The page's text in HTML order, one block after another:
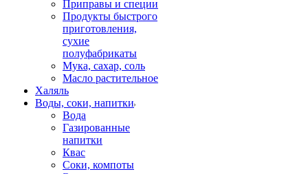
Приправы и специи
Продукты быстрого
приготовления,
сухие
полуфабрикаты
Мука, сахар, соль
Масло растительное
Халяль
Воды, соки, напитки
Вода
Газированные
напитки
Квас
Соки, компоты